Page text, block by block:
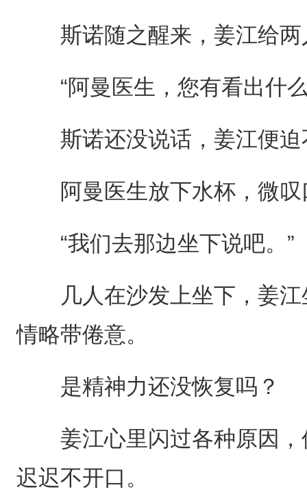
斯诺随之醒来，姜江给两
“阿曼医生，您有看出什么
斯诺还没说话，姜江便迫
阿曼医生放下水杯，微叹
“我们去那边坐下说吧。”
几人在沙发上坐下，姜江
情略带倦意。
是精神力还没恢复吗？
姜江心里闪过各种原因，
迟迟不开口。